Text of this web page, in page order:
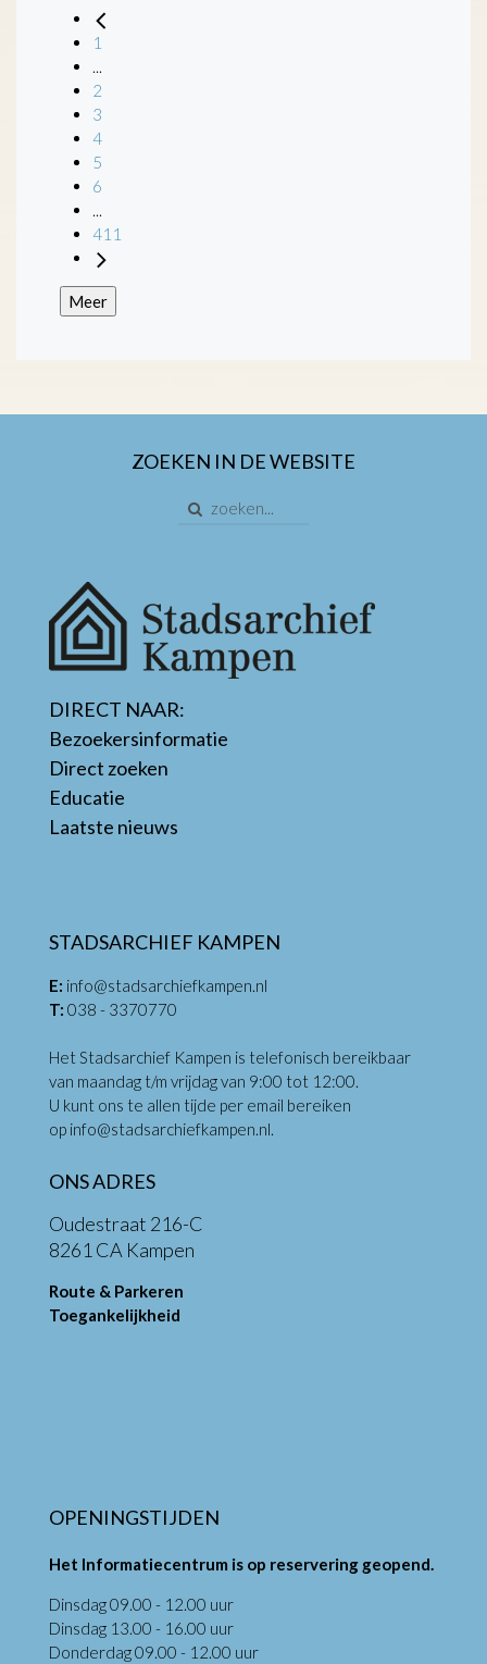
1
2
3
4
5
6
411
Meer
ZOEKEN IN DE WEBSITE
DIRECT NAAR:
Bezoekersinformatie
Direct zoeken
Educatie
Laatste nieuws
STADSARCHIEF KAMPEN
E: info@stadsarchiefkampen.nl
T: 038 - 3370770
Het Stadsarchief Kampen is telefonisch bereikbaar
van maandag t/m vrijdag van 9:00 tot 12:00.
U kunt ons te allen tijde per email bereiken
op info@stadsarchiefkampen.nl
ONS ADRES
Oudestraat 216-C
8261 CA Kampen
Route & Parkeren
Toegankelijkheid
OPENINGSTIJDEN
Het Informatiecentrum is op reservering geopend.
Dinsdag 09.00 - 12.00 uur
Dinsdag 13.00 - 16.00 uur
Donderdag 09.00 - 12.00 uur